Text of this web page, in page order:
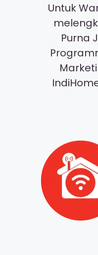
Untuk
Purna